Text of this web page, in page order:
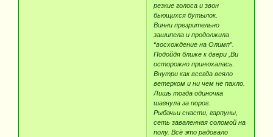
резкие голоса и звон
бьющихся бутылок.
Винни презрительно
зашипела и продолжила
“восхождение на Олимп”.
Подойдя ближе к двери ,Ви
осторожно принюхалась.
Внутри как всегда веяло
ветерком и ни чем не пахло.
Лишь тогда одиночка
шагнула за порог.
Рыбачьи снасти, гарпуны,
сеть заваленная соломой на
полу. Всё это радовало